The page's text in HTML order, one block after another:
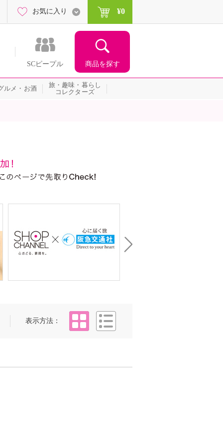
SCピープル 商品を探す
お気に入り ¥0
ルメ・お酒
旅・趣味・暮らし
コレクターズ
表示方法
タイル